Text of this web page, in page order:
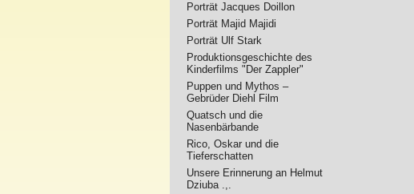
Porträt Jacques Doillon
Porträt Majid Majidi
Porträt Ulf Stark
Produktionsgeschichte des
Kinderfilms "Der Zappler"
Puppen und Mythos –
Gebrüder Diehl Film
Quatsch und die
Nasenbärbande
Rico, Oskar und die
Tieferschatten
Unsere Erinnerung an Helmut
Dziuba .,.